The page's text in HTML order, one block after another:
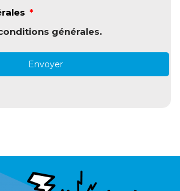
générales.
Envoyer